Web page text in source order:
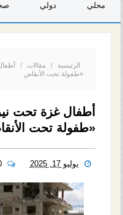
محلي دولي
الرئيسية / مقالات /
«طفولة تحت الأنقاض
أطفال غزة تحت
«طفولة تحت
يوليو 17, 2025 0 تعليق